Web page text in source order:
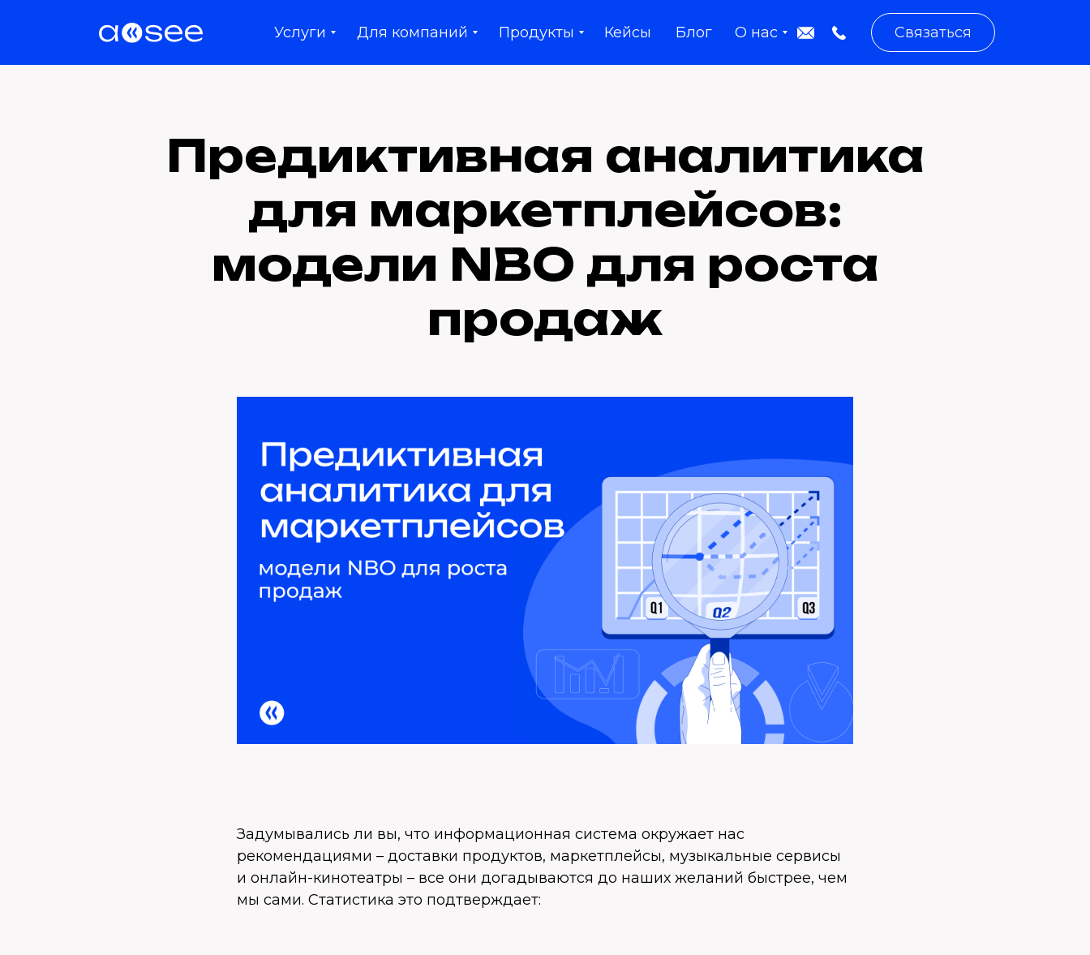
Для компаний
Услуги Продукты О нас
Кейсы Блог Связаться
Предиктивная аналитика
для маркетплейсов:
модели NBO для роста
продаж
Задумывались ли вы, что информационная система окружает нас
рекомендациями – доставки продуктов, маркетплейсы, музыкальные сервисы
и онлайн-кинотеатры – все они догадываются до наших желаний быстрее, чем
мы сами. Статистика это подтверждает: